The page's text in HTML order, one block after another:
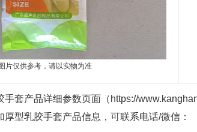
片仅供参考，请以实物为准
手套产品详细参数页面（https://
型乳胶手套产品信息，可联系电话/微信：